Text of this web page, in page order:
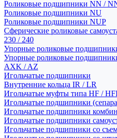
Роликовые подшипники NN /
Роликовые подшипники NU
Роликовые подшипники NUP
Сферические роликовые
230 / 240
Упорные роликовые
Упорные роликовые
AXK / AZ
Игольчатые подшипники
Внутренние кольца IR / LR
Игольчатые муфты типа HF /
Игольчатые подшипники
Игольчатые подшипники
Игольчатые подшипники
Игольчатые подшипники со